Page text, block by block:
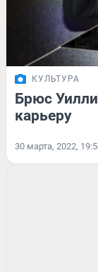
КУЛЬТУРА
Брюс
карьеру
30 марта, 2022,